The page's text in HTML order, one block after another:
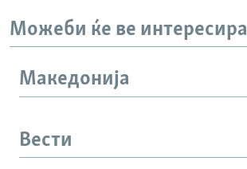
Можеби ќе ве интересира
Македонија
Вести